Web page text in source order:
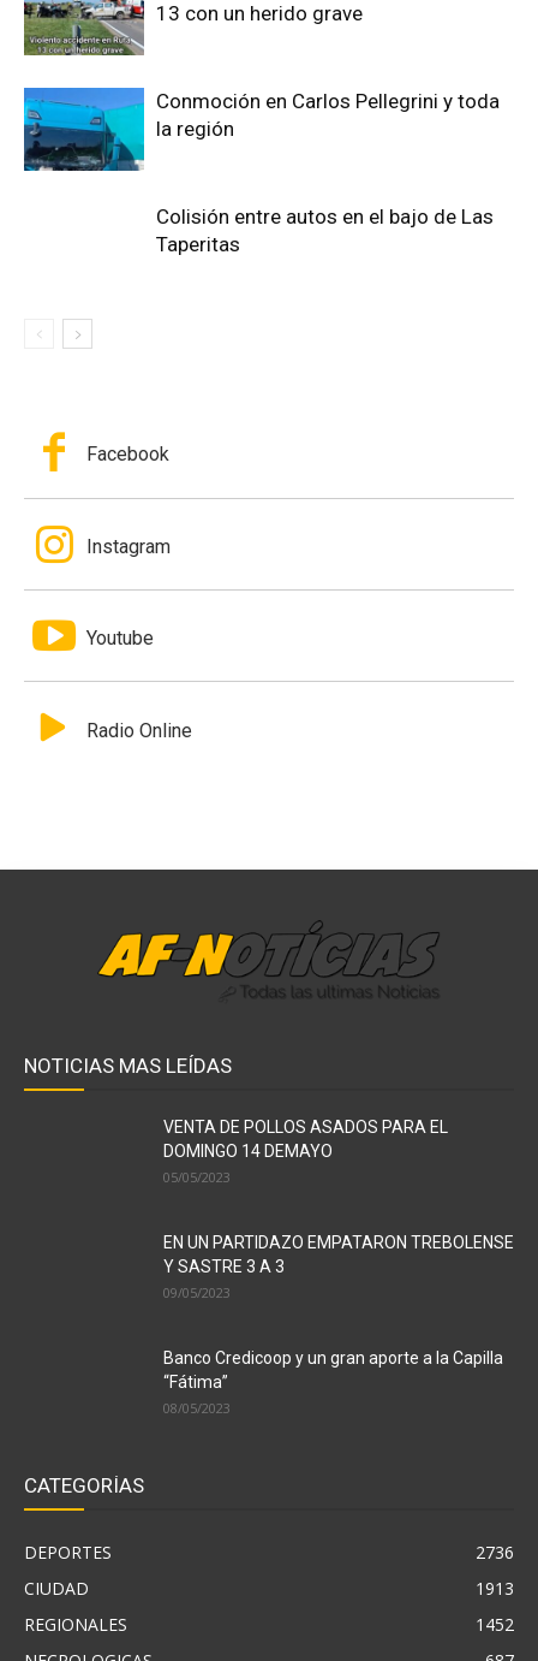
13 con un herido grave
Conmoción en Carlos Pellegrini y toda
la región
Colisión entre autos en el bajo de Las
Taperitas
Facebook
Instagram
Youtube
Radio Online
NOTICIAS MAS LEÍDAS
VENTA DE POLLOS ASADOS PARA EL
DOMINGO 14 DEMAYO
05/05/2023
EN UN PARTIDAZO EMPATARON TREBOLENSE
Y SASTRE 3 A 3
09/05/2023
Banco Credicoop y un gran aporte a la Capilla
“Fátima”
08/05/2023
CATEGORÍAS
DEPORTES
2736
CIUDAD
1913
REGIONALES
1452